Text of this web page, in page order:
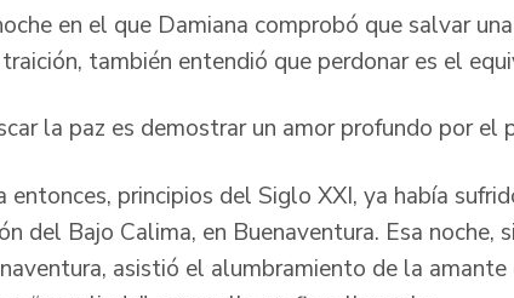
en el que Damiana comprobó que salvar
también entendió que perdonar es el
la paz es demostrar un amor profundo por el
entonces, principios del Siglo XXI, ya había
del Bajo Calima, en Buenaventura. Esa
asistió el alumbramiento de la